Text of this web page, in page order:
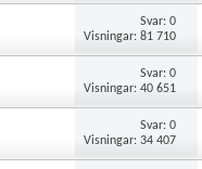
Svar: 0
Visningar: 81 710
Svar: 0
Visningar: 40 651
Svar: 0
Visningar: 34 407